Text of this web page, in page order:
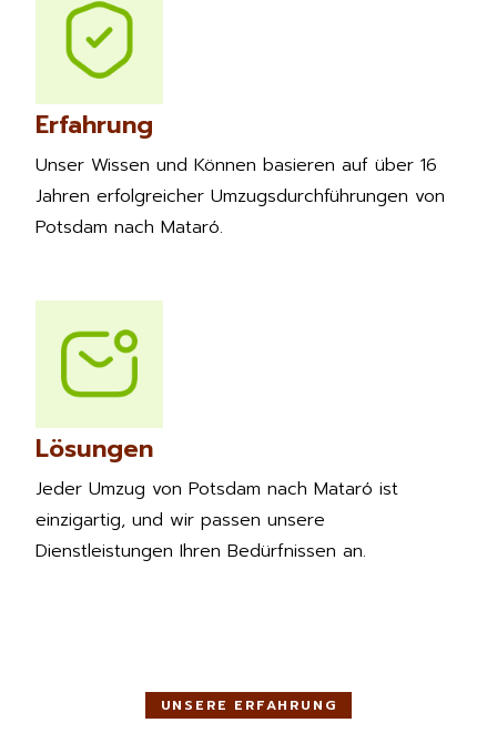
Erfahrung
Unser Wissen und Können basieren auf über 16
Jahren erfolgreicher Umzugsdurchführungen von
Potsdam nach Mataró.
Lösungen
Jeder Umzug von Potsdam nach Mataró ist
einzigartig, und wir passen unsere
Dienstleistungen Ihren Bedürfnissen an.
UNSERE ERFAHRUNG